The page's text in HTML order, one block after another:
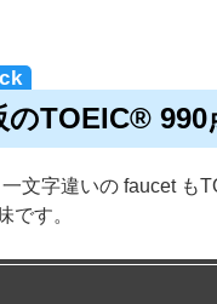
のTOEIC®
文字違いの faucet も
です。